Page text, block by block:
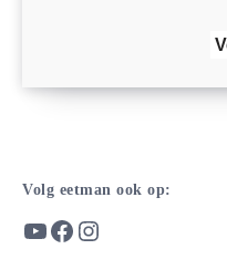
Volg eetman ook op:
YouTube
Facebook
Instagram